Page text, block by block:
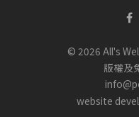
© 2026 All's
版權及
website